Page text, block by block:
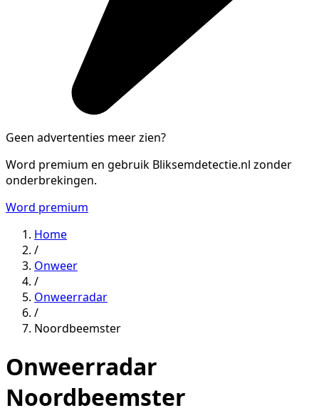
Geen advertenties meer zien?
Word premium en gebruik Bliksemdetectie.nl zonder
onderbrekingen.
Word premium
Home
/
Onweer
/
Onweerradar
/
Noordbeemster
Onweerradar
Noordbeemster